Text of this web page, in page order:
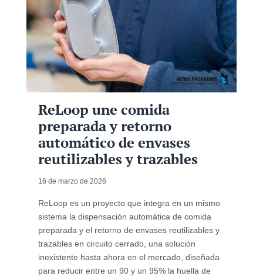
ReLoop une comida
preparada y retorno
automático de envases
reutilizables y trazables
16 de marzo de 2026
ReLoop es un proyecto que integra en un mismo
sistema la dispensación automática de comida
preparada y el retorno de envases reutilizables y
trazables en circuito cerrado, una solución
inexistente hasta ahora en el mercado, diseñada
para reducir entre un 90 y un 95% la huella de